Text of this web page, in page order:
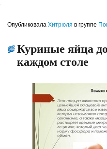
Опубликовала Хитрюля в группе
Куриные яйца
каждом столе